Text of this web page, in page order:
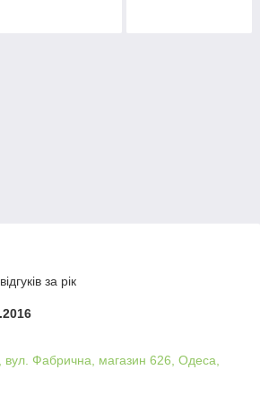
за рік
Фабрична, магазин 626, Одеса,